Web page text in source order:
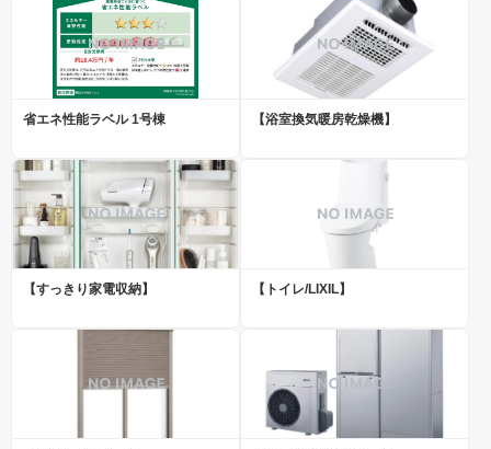
省エネ性能ラベル 1号棟 【浴室換気暖房乾燥機】
【すっきり家電収納】 【トイレ/LIXIL】